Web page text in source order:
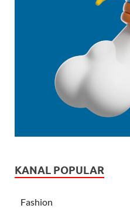
KANAL POPULAR
Fashion